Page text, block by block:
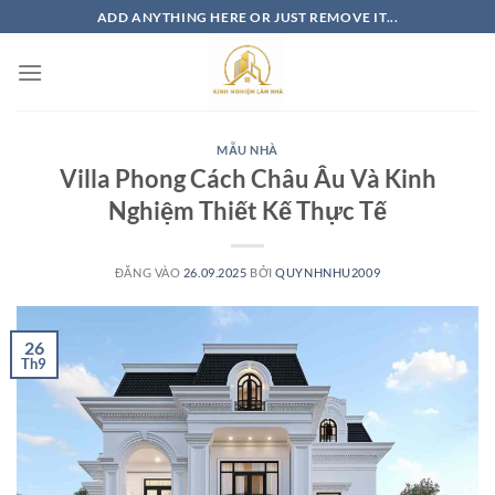
qua
nội
ADD ANYTHING HERE OR JUST REMOVE IT...
MẪU NHÀ
Villa Phong Cách Châu Âu Và Kinh
Nghiệm Thiết Kế Thực Tế
ĐĂNG VÀO 26.09.2025 BỞIQUYNHNHU2009
26
Th9